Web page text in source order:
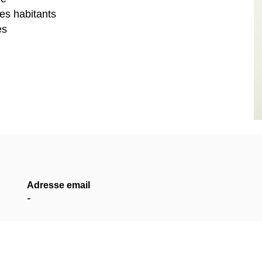
habitants
Adresse email
-